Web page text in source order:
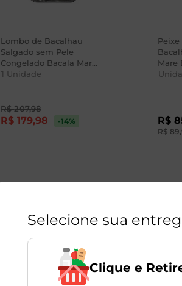
Lombo de Bacalhau
Salgado sem Pele
Congelado Bacala Mare
600g
1 Unidade
R$ 207,98
R$ 179,98 -14%
Peixe
Mare
R$
R$ 89,
Selecione sua
Clique e